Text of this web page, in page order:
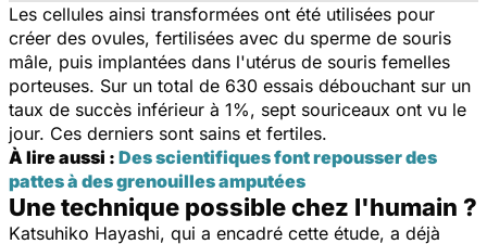
Les cellules ainsi transformées ont été utilisées pour
créer des ovules, fertilisées avec du sperme de souris
mâle, puis implantées dans l'utérus de souris femelles
porteuses. Sur un total de 630 essais débouchant sur un
taux de succès inférieur à 1%, sept souriceaux ont vu le
jour. Ces derniers sont sains et fertiles.
À lire aussi : Des scientifiques font repousser des
pattes à des grenouilles amputées
Une technique possible chez l'humain ?
Katsuhiko Hayashi, qui a encadré cette étude, a déjà